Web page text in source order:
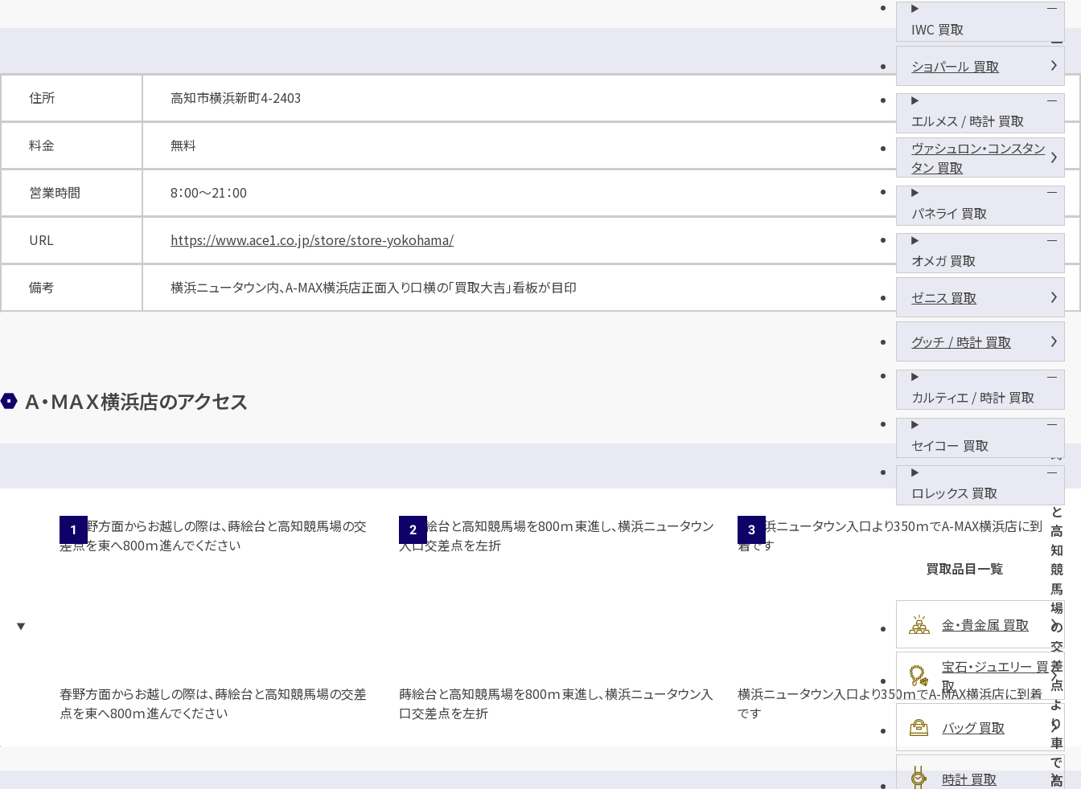
エ
ー
マ
ッ
ス
横
浜
店
住所 高知市横浜新町4-2403
料金 無料
営業時間 8：00～21：00
URL https://www.ace1.co.jp/store/store-yokohama/
備考 横浜ニュータウン内、A-MAX横浜店正面入り口横の「買取大吉」看板が目印
Ａ・ＭＡＸ横浜店のアクセス
蒔
絵
と
高
知
競
馬
場
の
交
差
点
よ
り
車
で
2
春野方面からお越しの際は、蒔絵台と高知競馬場の交差
点を東へ800ｍ進んでください
蒔絵台と高知競馬場を800ｍ東進し、横浜ニュータウン入
口交差点を左折
横浜ニュータウン入口より350ｍでA-MAX横浜店に到着
です
高
IWC 買取
ショパール 買取
エルメス / 時計 買取
ヴァシュロン・コンスタン
タン 買取
パネライ 買取
オメガ 買取
ゼニス 買取
グッチ / 時計 買取
カルティエ / 時計 買取
セイコー 買取
ロレックス 買取
買取品目一覧
金・貴金属 買取
宝石・ジュエリー 買
取
バッグ 買取
時計 買取